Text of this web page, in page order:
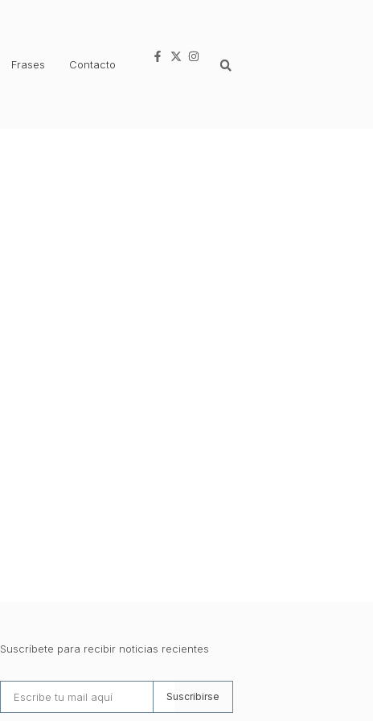
Frases Contacto
Suscríbete para recibir noticias recientes
Suscribirse